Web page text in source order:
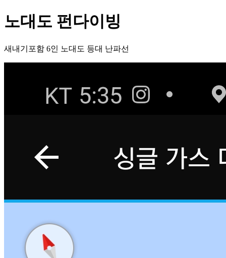
노대도 펀다이빙
새내기포함 6인 노대도 등대 난파선